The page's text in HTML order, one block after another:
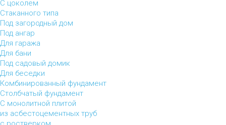
С цоколем
Стаканного типа
Под загородный дом
Под ангар
Для гаража
Для бани
Под садовый домик
Для беседки
Комбинированный фундамент
Столбчатый фундамент
С монолитной плитой
из асбестоцементных труб